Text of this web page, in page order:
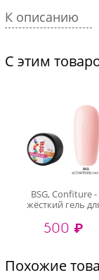
К описанию
С этим
BSG, Confiture -
жёсткий гель
(низкая вязкость),
гр
500 ₽
Похожие